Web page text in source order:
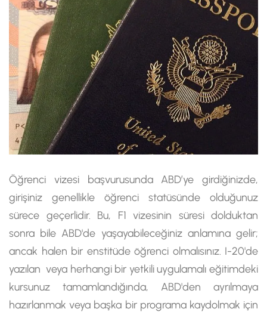
Öğrenci vizesi başvurusunda ABD’ye girdiğinizde,
girişiniz genellikle öğrenci statüsünde olduğunuz
sürece geçerlidir. Bu, F1 vizesinin süresi dolduktan
sonra bile ABD'de yaşayabileceğiniz anlamına gelir;
ancak halen bir enstitüde öğrenci olmalısınız. I-20'de
yazılan veya herhangi bir yetkili uygulamalı eğitimdeki
kursunuz tamamlandığında, ABD'den ayrılmaya
hazırlanmak veya başka bir programa kaydolmak için